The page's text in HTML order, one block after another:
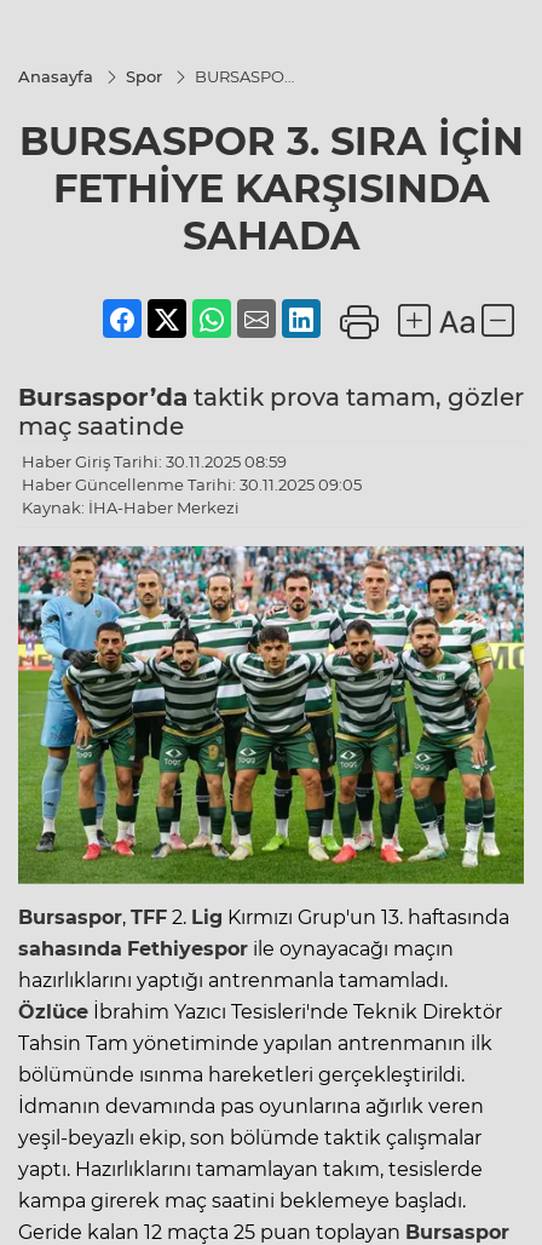
Anasayfa Spor
BURSASPOR
KARŞISINDA
SAHADA
BURSASPOR 3. SIRA İÇİN
FETHİYE KARŞISINDA
SAHADA
Bursaspor’da taktik prova tamam, gözler
maç saatinde
Haber Giriş Tarihi: 30.11.2025 08:59
Haber Güncellenme Tarihi: 30.11.2025 09:05
Kaynak: İHA-Haber Merkezi
Bursaspor, TFF 2. Lig Kırmızı Grup'un 13. haftasında
sahasında Fethiyespor ile oynayacağı maçın
hazırlıklarını yaptığı antrenmanla tamamladı.
Özlüce İbrahim Yazıcı Tesisleri'nde Teknik Direktör
Tahsin Tam yönetiminde yapılan antrenmanın ilk
bölümünde ısınma hareketleri gerçekleştirildi.
İdmanın devamında pas oyunlarına ağırlık veren
yeşil-beyazlı ekip, son bölümde taktik çalışmalar
yaptı. Hazırlıklarını tamamlayan takım, tesislerde
kampa girerek maç saatini beklemeye başladı.
Geride kalan 12 maçta 25 puan toplayan Bursaspor